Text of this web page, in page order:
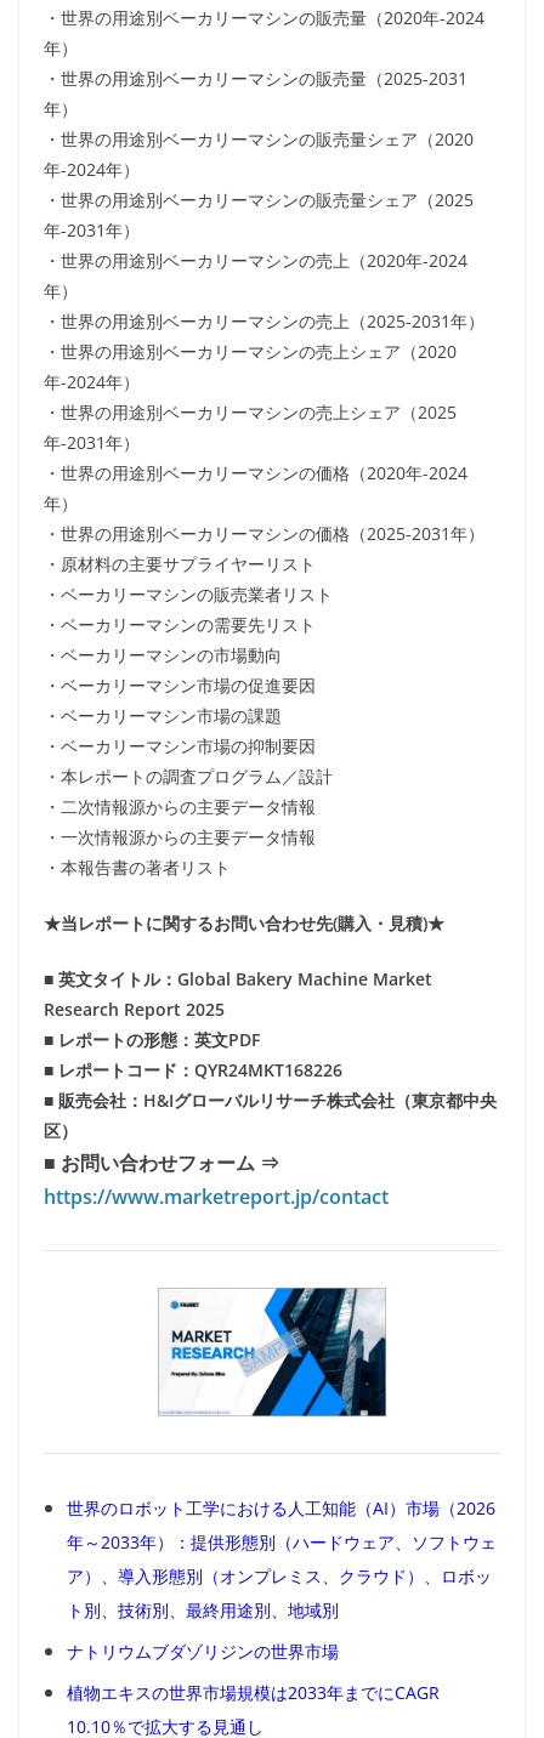
・世界の用途別ベーカリーマシンの販売量（2020年-2024
年）
・世界の用途別ベーカリーマシンの販売量（2025-2031
年）
・世界の用途別ベーカリーマシンの販売量シェア（2020
年-2024年）
・世界の用途別ベーカリーマシンの販売量シェア（2025
年-2031年）
・世界の用途別ベーカリーマシンの売上（2020年-2024
年）
・世界の用途別ベーカリーマシンの売上（2025-2031年）
・世界の用途別ベーカリーマシンの売上シェア（2020
年-2024年）
・世界の用途別ベーカリーマシンの売上シェア（2025
年-2031年）
・世界の用途別ベーカリーマシンの価格（2020年-2024
年）
・世界の用途別ベーカリーマシンの価格（2025-2031年）
・原材料の主要サプライヤーリスト
・ベーカリーマシンの販売業者リスト
・ベーカリーマシンの需要先リスト
・ベーカリーマシンの市場動向
・ベーカリーマシン市場の促進要因
・ベーカリーマシン市場の課題
・ベーカリーマシン市場の抑制要因
・本レポートの調査プログラム／設計
・二次情報源からの主要データ情報
・一次情報源からの主要データ情報
・本報告書の著者リスト
★当レポートに関するお問い合わせ先(購入・見積)★
■ 英文タイトル：Global Bakery Machine Market
Research Report 2025
■ レポートの形態：英文PDF
■ レポートコード：QYR24MKT168226
■ 販売会社：H&Iグローバルリサーチ株式会社（東京都中央
区）
■ お問い合わせフォーム ⇒
https://www.marketreport.jp/contact
世界のロボット工学における人工知能（AI）市場（2026
年～2033年）：提供形態別（ハードウェア、ソフトウェ
ア）、導入形態別（オンプレミス、クラウド）、ロボッ
ト別、技術別、最終用途別、地域別
ナトリウムブダゾリジンの世界市場
植物エキスの世界市場規模は2033年までにCAGR
10.10％で拡大する見通し